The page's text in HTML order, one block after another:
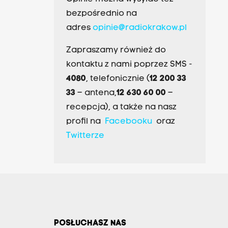
bezpośrednio na
adres opinie@radiokrakow.pl
Zapraszamy również do
kontaktu z nami poprzez SMS -
4080, telefonicznie (12 200 33
33– antena,12 630 60 00 –
recepcja), a także na nasz
profil na Facebookuoraz
Twitterze
POSŁUCHASZ NAS